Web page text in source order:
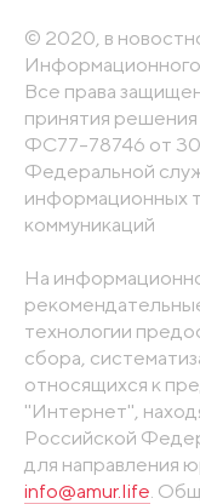
© 2020, в
Информационного
Все права
принятия
ФС77-78746 от 30
Федеральной
информационных
коммуникаций
На
технологии
сбора,
относящихся к
"Интернет",
Российской
для направления
info@amur.life .